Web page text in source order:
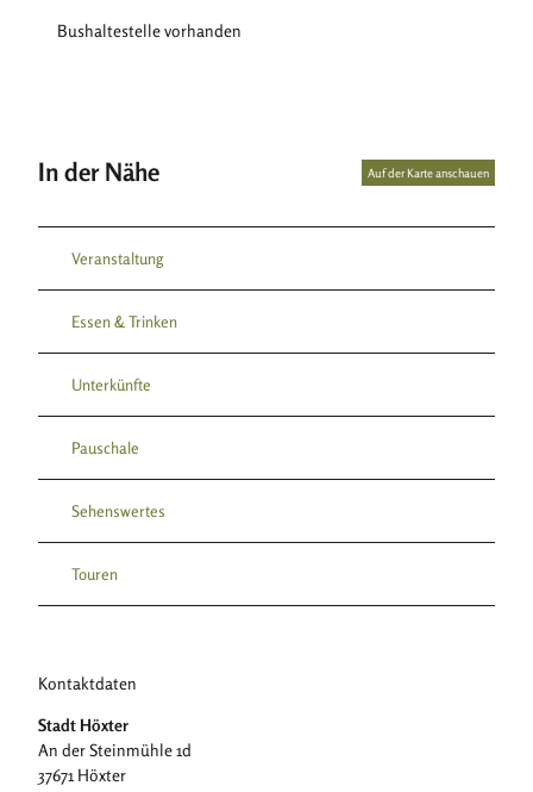
Bushaltestelle vorhanden
In der Nähe Auf der Karte anschauen
Veranstaltung
Essen & Trinken
Unterkünfte
Pauschale
Sehenswertes
Touren
Kontaktdaten
Stadt Höxter
An der Steinmühle 1d
37671 Höxter